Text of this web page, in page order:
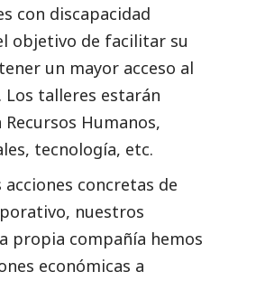
con discapacidad
objetivo de facilitar su
un mayor acceso al
Los talleres estarán
Humanos,
tecnología, etc.
concretas de
nuestros
propia compañía hemos
económicas a